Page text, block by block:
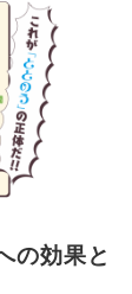
の効果と